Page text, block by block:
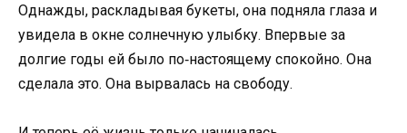
Однажды, раскладывая букеты, она подняла глаза и
увидела в окне солнечную улыбку. Впервые за
долгие годы ей было по‑настоящему спокойно. Она
сделала это. Она вырвалась на свободу.